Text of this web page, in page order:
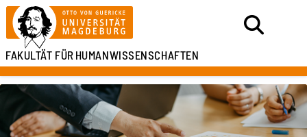
FAKULTÄT FÜRHUMANWISSENSCHAFTEN